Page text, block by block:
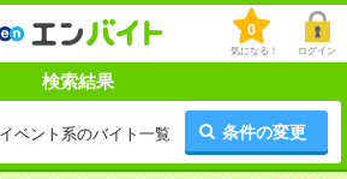
0
気になる！ ログイン
検索結果
ベント系のバイト一覧 条件の変更